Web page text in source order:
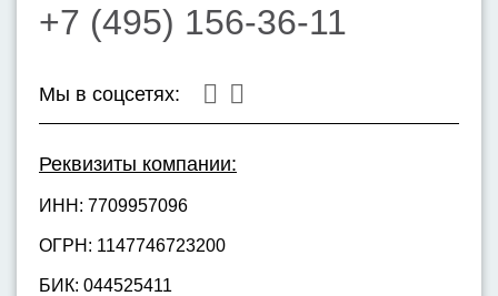
+7 (495) 156-36-11
Мы в соцсетях:
Реквизиты компании:
ИНН: 7709957096
ОГРН: 1147746723200
БИК: 044525411